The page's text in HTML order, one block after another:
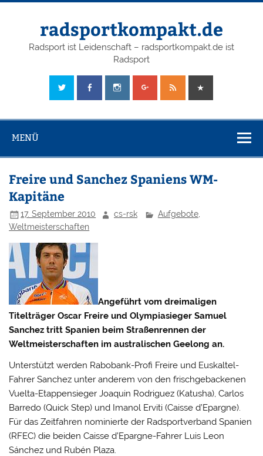
radsportkompakt.de
Radsport ist Leidenschaft – radsportkompakt.de ist
Radsport
MENÜ
Freire und Sanchez Spaniens WM-
Kapitäne
17. September 2010 cs-rsk Aufgebote,
Weltmeisterschaften
Angeführt vom dreimaligen
Titelträger Oscar Freire und Olympiasieger Samuel
Sanchez tritt Spanien beim Straßenrennen der
Weltmeisterschaften im australischen Geelong an.
Unterstützt werden Rabobank-Profi Freire und Euskaltel-
Fahrer Sanchez unter anderem von den frischgebackenen
Vuelta-Etappensieger Joaquin Rodriguez (Katusha), Carlos
Barredo (Quick Step) und Imanol Erviti (Caisse d’Epargne).
Für das Zeitfahren nominierte der Radsportverband Spanien
(RFEC) die beiden Caisse d’Epargne-Fahrer Luis Leon
Sánchez und Rubén Plaza.